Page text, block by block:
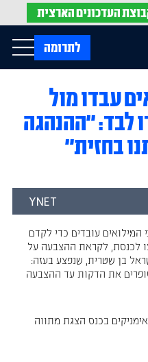
העדכונים הארצית
לתרומה Menu
עבדו מול
לבד: "ההנהגה
בחזית"
YNET
עובדים כדי לקדם
לכנסת, לקראת ההצבעה על
בן שטרית, שנפצע בעזה:
את הדקות עד ההצבעה
בכנס הצגת מתווה